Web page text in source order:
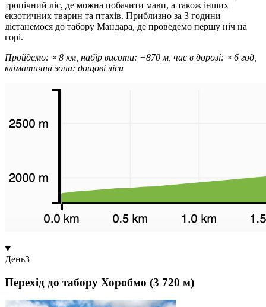
тропічний ліс, де можна побачити мавп, а також інших
екзотичних тварин та птахів. Приблизно за 3 години
дістанемося до табору Мандара, де проведемо першу ніч на
горі.
Пройдемо: ≈ 8 км, набір висоти: +870 м, час в дорозі: ≈ 6 год,
кліматична зона: дощові ліси
День3
Перехід до табору Хоробмо (3 720 м)